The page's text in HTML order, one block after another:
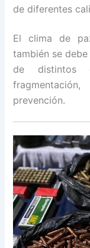
de diferentes
El clima de
también se
de distintos
prevención.